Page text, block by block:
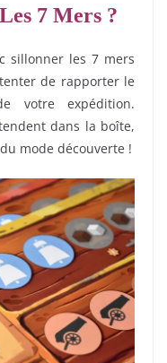
7 Mers ?
sillonner les 7 mers
de rapporter le
votre expédition.
dans la boîte,
mode découverte !